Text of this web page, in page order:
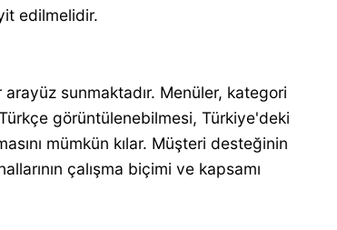
edilmelidir.
sunmaktadır. Menüler, kategori
görüntülenebilmesi, Türkiye'deki
mümkün kılar. Müşteri desteğinin
çalışma biçimi ve kapsamı